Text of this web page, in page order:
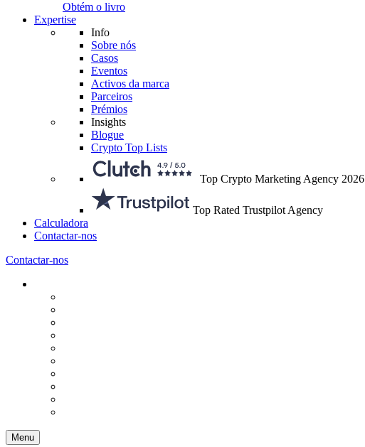
Obtém o livro
Expertise
Info
Sobre nós
Casos
Eventos
Activos da marca
Parceiros
Prémios
Insights
Blogue
Crypto Top Lists
Top Crypto Marketing Agency 2026
Top Rated Trustpilot Agency
Calculadora
Contactar-nos
Contactar-nos
Menu